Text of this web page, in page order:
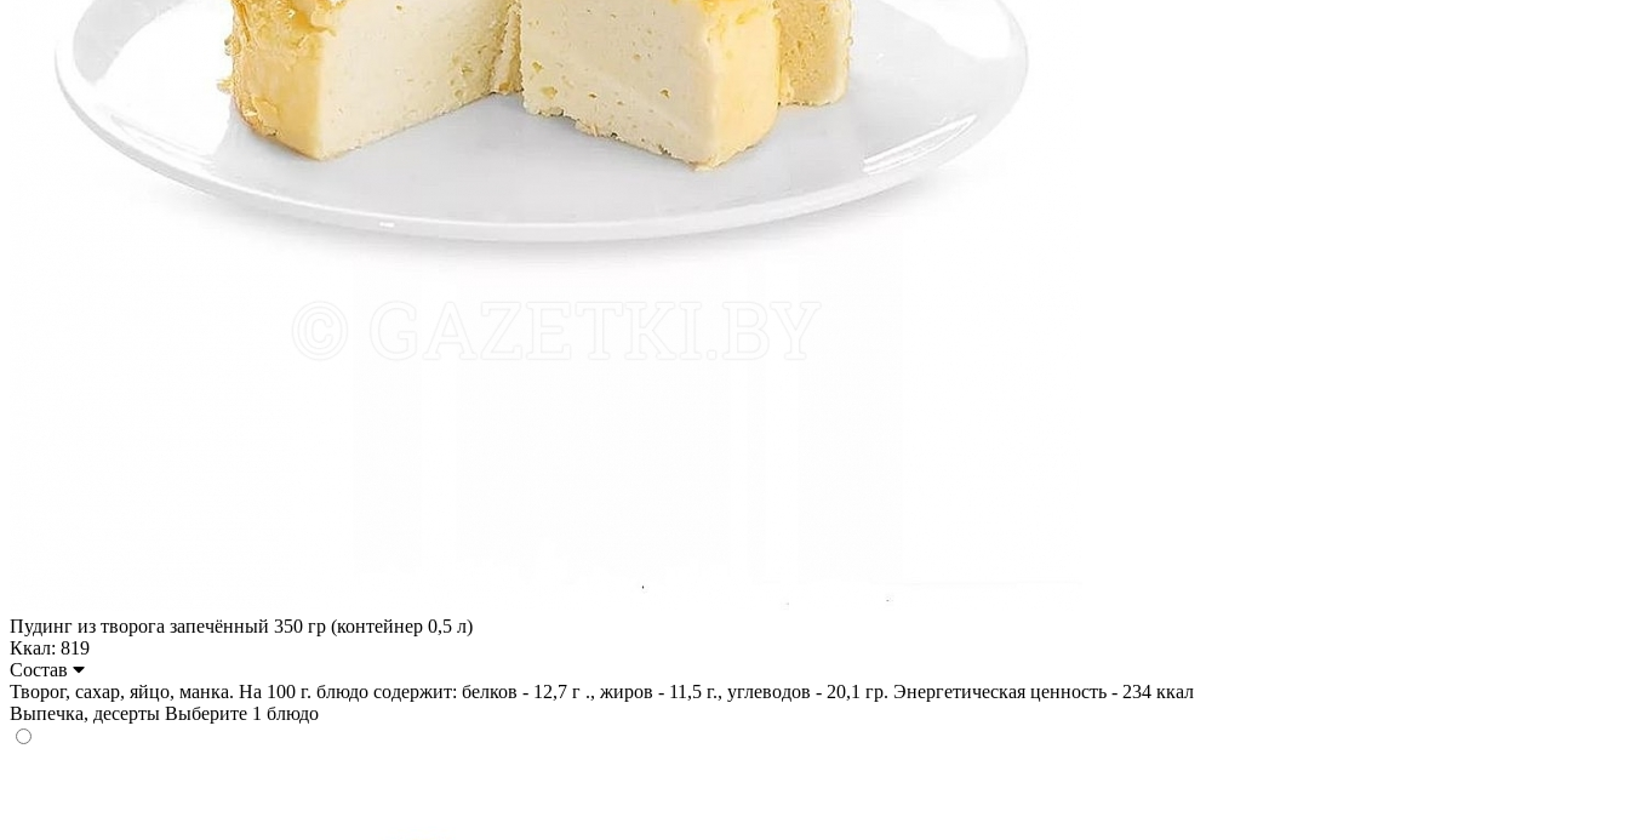
Пудинг из творога запечённый 350 гр (контейнер 0,5 л)
Ккал: 819
Состав
Творог, сахар, яйцо, манка. На 100 г. блюдо содержит: белков - 12,7 г ., жиров - 11,5 г., углеводов - 20,1 гр. Энергетическая ценность - 234 ккал
Выпечка, десерты Выберите 1 блюдо